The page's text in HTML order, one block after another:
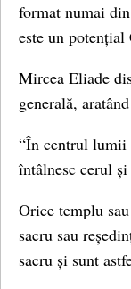
format numai
este un
Mircea Eliade
generală,
“În centrul lumii
întâlnesc cerul
Orice templu
sacru sau
sacru și sunt